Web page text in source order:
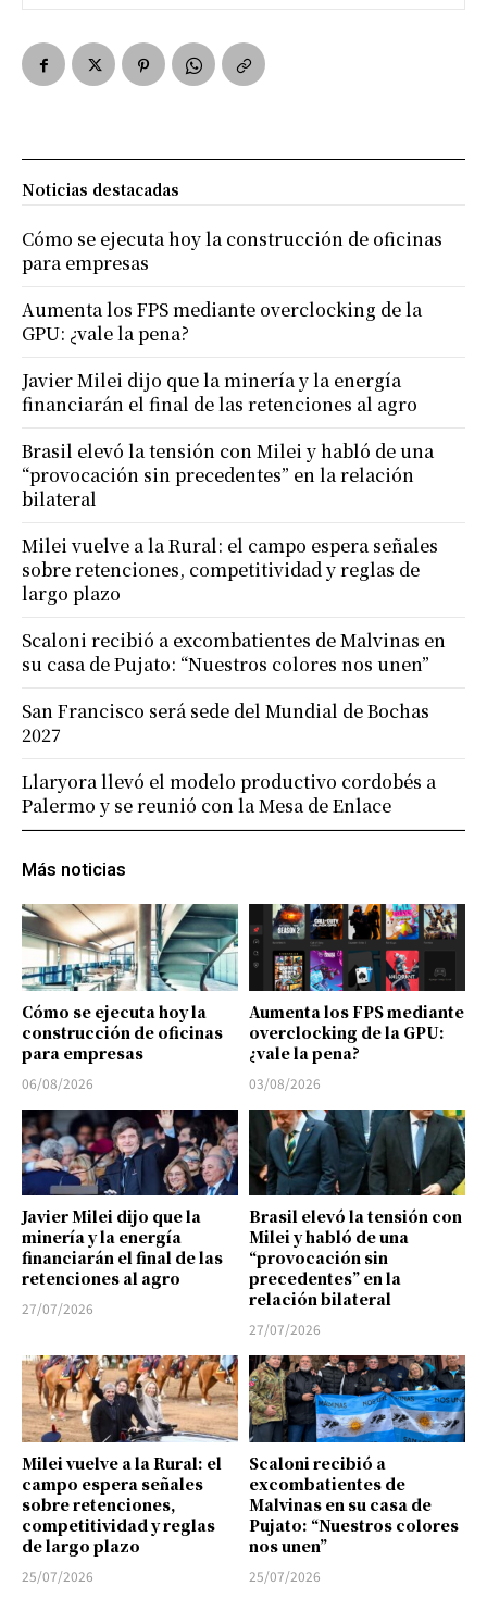
Más noticias
Cómo se ejecuta hoy la
construcción de oficinas
para empresas
06/08/2026
Aumenta los FPS mediante
overclocking de la GPU:
¿vale la pena?
03/08/2026
Javier Milei dijo que la
minería y la energía
financiarán el final de las
retenciones al agro
27/07/2026
Brasil elevó la tensión con
Milei y habló de una
“provocación sin
precedentes” en la
relación bilateral
27/07/2026
Milei vuelve a la Rural: el
campo espera señales
sobre retenciones,
competitividad y reglas
de largo plazo
25/07/2026
Scaloni recibió a
excombatientes de
Malvinas en su casa de
Pujato: “Nuestros colores
nos unen”
25/07/2026
Noticias destacadas
Cómo se ejecuta hoy la construcción de oficinas
para empresas
Aumenta los FPS mediante overclocking de la
GPU: ¿vale la pena?
Javier Milei dijo que la minería y la energía
financiarán el final de las retenciones al agro
Brasil elevó la tensión con Milei y habló de una
“provocación sin precedentes” en la relación
bilateral
Milei vuelve a la Rural: el campo espera señales
sobre retenciones, competitividad y reglas de
largo plazo
Scaloni recibió a excombatientes de Malvinas en
su casa de Pujato: “Nuestros colores nos unen”
San Francisco será sede del Mundial de Bochas
2027
Llaryora llevó el modelo productivo cordobés a
Palermo y se reunió con la Mesa de Enlace